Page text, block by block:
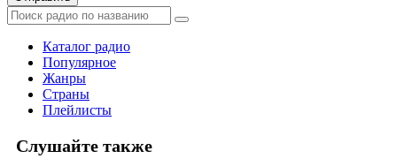
Каталог радио
Популярное
Жанры
Страны
Плейлисты
Слушайте также